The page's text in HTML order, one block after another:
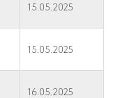
15.05.2025
15.05.2025
16.05.2025